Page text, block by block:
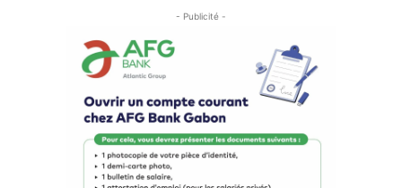
- Publicité -